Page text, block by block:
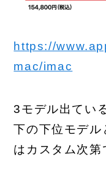
https://
mac/imac
3モデル出てい
下の下位モデ
はカスタム次